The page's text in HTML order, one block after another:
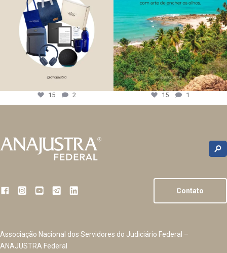
15 2 15 1
Contato
Associação Nacional dos Servidores do Judiciário Federal –
ANAJUSTRA Federal